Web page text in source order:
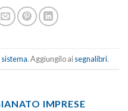
sistema. Aggiungilo aisegnalibri.
IMPRESE